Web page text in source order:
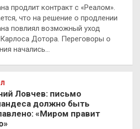
продлит контракт с «Реалом».
что на решение о продлении
повлиял возможный уход
Дотора. Переговоры о
начались…
Ловчев: письмо
должно быть
«Миром правит